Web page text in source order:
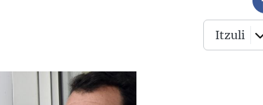
Itzuli